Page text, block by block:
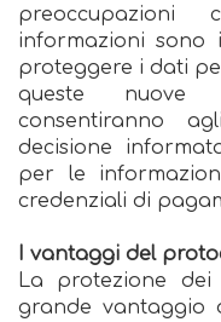
informazioni sono
proteggere i dati
queste nuove
consentiranno
decisione
per le
credenziali di
I vantaggi del
La protezione
grande vantaggio